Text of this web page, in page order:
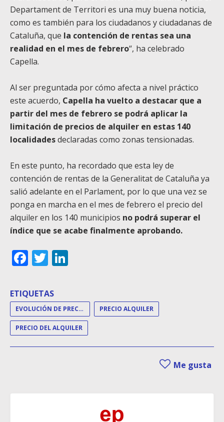
Departament de Territori es una muy buena noticia,
como es también para los ciudadanos y ciudadanas de
Cataluña, que la contención de rentas sea una
realidad en el mes de febrero“, ha celebrado
Capella.
Al ser preguntada por cómo afecta a nivel práctico
este acuerdo, Capella ha vuelto a destacar que a
partir del mes de febrero se podrá aplicar la
limitación de precios de alquiler en estas 140
localidadesdeclaradas como zonas tensionadas.
En este punto, ha recordado que esta ley de
contención de rentas de la Generalitat de Cataluña ya
salió adelante en el Parlament, por lo que una vez se
ponga en marcha en el mes de febrero el precio del
alquiler en los 140 municipios no podrá superar el
índice que se acabe finalmente aprobando.
Facebook
Twitter
ETIQUETAS
EVOLUCIÓN DE PRECIOS PRECIO ALQUILER
PRECIO DEL ALQUILER
Me gusta